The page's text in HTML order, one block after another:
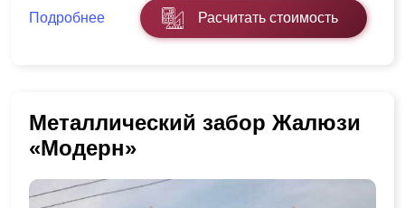
Подробнее Расчитать стоимость
Металлический забор Жалюзи
«Модерн»